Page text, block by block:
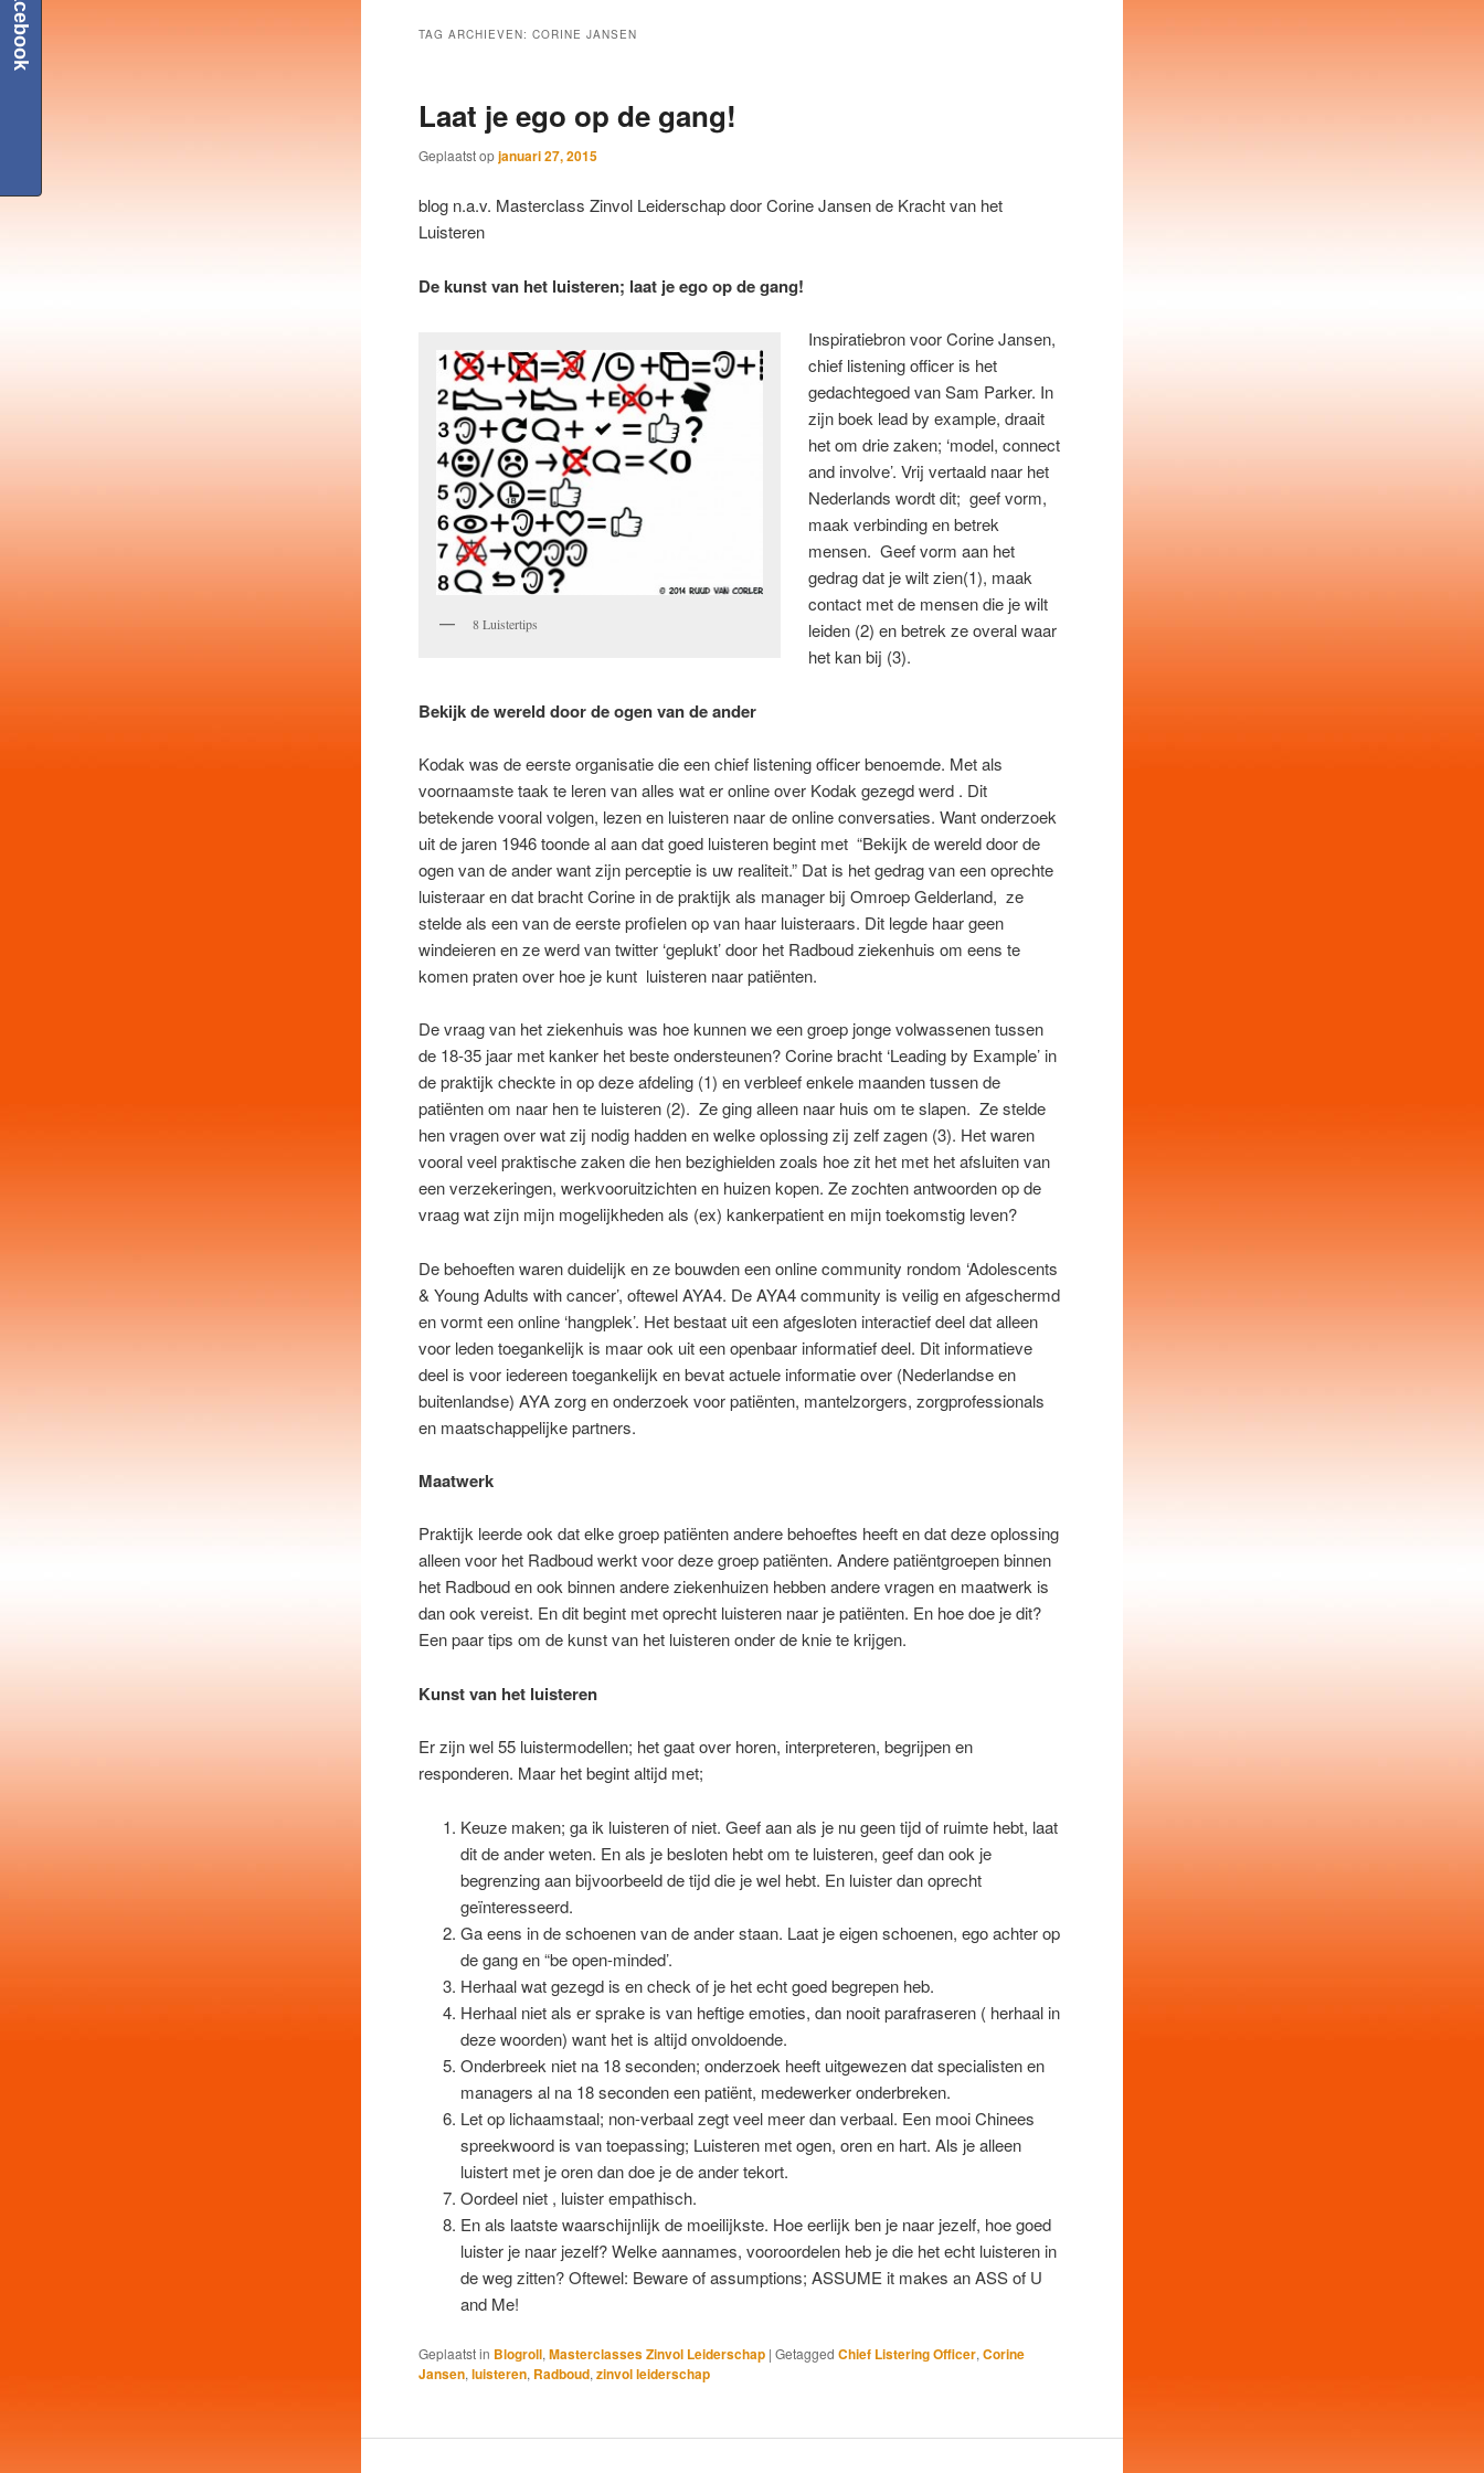
TAG ARCHIEVEN:CORINE JANSEN
Laat je ego op de gang!
Geplaatst opjanuari 27, 2015
blog n.a.v. Masterclass Zinvol Leiderschap door Corine Jansen de Kracht van het
Luisteren
De kunst van het luisteren; laat je ego op de gang!
8 Luistertips
Inspiratiebron voor Corine Jansen,
chief listening officer is het
gedachtegoed van Sam Parker. In
zijn boek lead by example, draait
het om drie zaken; ‘model, connect
and involve’. Vrij vertaald naar het
Nederlands wordt dit; geef vorm,
maak verbinding en betrek
mensen. Geef vorm aan het
gedrag dat je wilt zien(1), maak
contact met de mensen die je wilt
leiden (2) en betrek ze overal waar
het kan bij (3).
Bekijk de wereld door de ogen van de ander
Kodak was de eerste organisatie die een chief listening officer benoemde. Met als
voornaamste taak te leren van alles wat er online over Kodak gezegd werd . Dit
betekende vooral volgen, lezen en luisteren naar de online conversaties. Want onderzoek
uit de jaren 1946 toonde al aan dat goed luisteren begint met “Bekijk de wereld door de
ogen van de ander want zijn perceptie is uw realiteit.” Dat is het gedrag van een oprechte
luisteraar en dat bracht Corine in de praktijk als manager bij Omroep Gelderland, ze
stelde als een van de eerste profielen op van haar luisteraars. Dit legde haar geen
windeieren en ze werd van twitter ‘geplukt’ door het Radboud ziekenhuis om eens te
komen praten over hoe je kunt luisteren naar patiënten.
De vraag van het ziekenhuis was hoe kunnen we een groep jonge volwassenen tussen
de 18-35 jaar met kanker het beste ondersteunen? Corine bracht ‘Leading by Example’ in
de praktijk checkte in op deze afdeling (1) en verbleef enkele maanden tussen de
patiënten om naar hen te luisteren (2). Ze ging alleen naar huis om te slapen. Ze stelde
hen vragen over wat zij nodig hadden en welke oplossing zij zelf zagen (3). Het waren
vooral veel praktische zaken die hen bezighielden zoals hoe zit het met het afsluiten van
een verzekeringen, werkvooruitzichten en huizen kopen. Ze zochten antwoorden op de
vraag wat zijn mijn mogelijkheden als (ex) kankerpatient en mijn toekomstig leven?
De behoeften waren duidelijk en ze bouwden een online community rondom ‘Adolescents
& Young Adults with cancer’, oftewel AYA4. De AYA4 community is veilig en afgeschermd
en vormt een online ‘hangplek’. Het bestaat uit een afgesloten interactief deel dat alleen
voor leden toegankelijk is maar ook uit een openbaar informatief deel. Dit informatieve
deel is voor iedereen toegankelijk en bevat actuele informatie over (Nederlandse en
buitenlandse) AYA zorg en onderzoek voor patiënten, mantelzorgers, zorgprofessionals
en maatschappelijke partners.
Maatwerk
Praktijk leerde ook dat elke groep patiënten andere behoeftes heeft en dat deze oplossing
alleen voor het Radboud werkt voor deze groep patiënten. Andere patiëntgroepen binnen
het Radboud en ook binnen andere ziekenhuizen hebben andere vragen en maatwerk is
dan ook vereist. En dit begint met oprecht luisteren naar je patiënten. En hoe doe je dit?
Een paar tips om de kunst van het luisteren onder de knie te krijgen.
Kunst van het luisteren
Er zijn wel 55 luistermodellen; het gaat over horen, interpreteren, begrijpen en
responderen. Maar het begint altijd met;
Keuze maken; ga ik luisteren of niet. Geef aan als je nu geen tijd of ruimte hebt, laat
dit de ander weten. En als je besloten hebt om te luisteren, geef dan ook je
begrenzing aan bijvoorbeeld de tijd die je wel hebt. En luister dan oprecht
geïnteresseerd.
Ga eens in de schoenen van de ander staan. Laat je eigen schoenen, ego achter op
de gang en “be open-minded’.
Herhaal wat gezegd is en check of je het echt goed begrepen heb.
Herhaal niet als er sprake is van heftige emoties, dan nooit parafraseren ( herhaal in
deze woorden) want het is altijd onvoldoende.
Onderbreek niet na 18 seconden; onderzoek heeft uitgewezen dat specialisten en
managers al na 18 seconden een patiënt, medewerker onderbreken.
Let op lichaamstaal; non-verbaal zegt veel meer dan verbaal. Een mooi Chinees
spreekwoord is van toepassing; Luisteren met ogen, oren en hart. Als je alleen
luistert met je oren dan doe je de ander tekort.
Oordeel niet , luister empathisch.
En als laatste waarschijnlijk de moeilijkste. Hoe eerlijk ben je naar jezelf, hoe goed
luister je naar jezelf? Welke aannames, vooroordelen heb je die het echt luisteren in
de weg zitten? Oftewel: Beware of assumptions; ASSUME it makes an ASS of U
and Me!
Geplaatst in Blogroll,Masterclasses Zinvol Leiderschap |Getagged Chief Listering Officer,Corine
Jansen,luisteren, Radboud,zinvol leiderschap
Facebook